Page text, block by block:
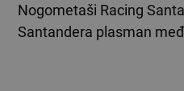
Nogometaši Racing
Santandera plasman